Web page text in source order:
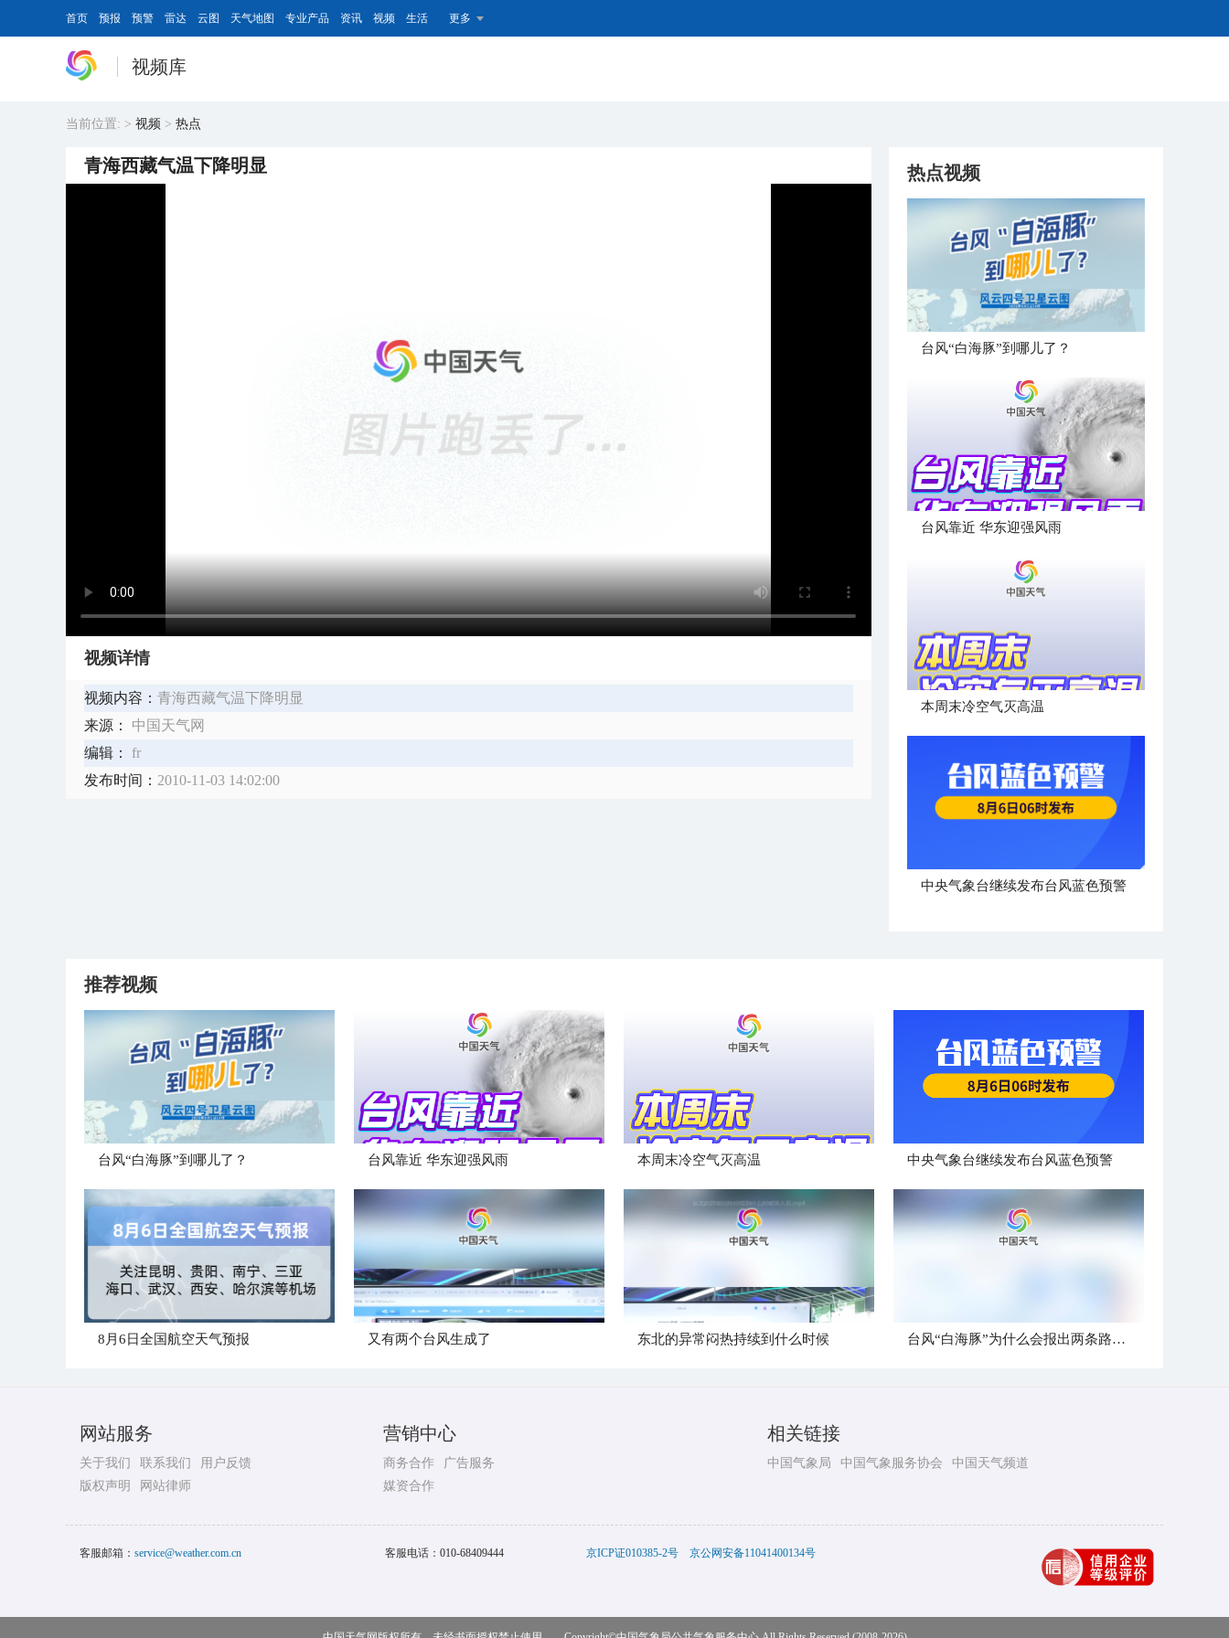
首页 预报 预警 雷达 云图 天气地图 专业产品 资讯 视频 生活 更多
视频库
当前位置: > 视频 > 热点
青海西藏气温下降明显
视频详情
视频内容： 青海西藏气温下降明显
来源：
中国天气网
编辑：
fr
发布时间： 2010-11-03 14:02:00
热点视频
台风“白海豚”到哪儿了？
台风靠近 华东迎强风雨
本周末冷空气灭高温
中央气象台继续发布台风蓝色预警
推荐视频
台风“白海豚”到哪儿了？ 台风靠近 华东迎强风雨 本周末冷空气灭高温 中央气象台继续发布台风蓝色预警
8月6日全国航空天气预报 又有两个台风生成了 东北的异常闷热持续到什么时候 台风“白海豚”为什么会报出两条路径？
网站服务
关于我们 联系我们
用户反馈
版权声明
网站律师
营销中心
商务合作
广告服务
媒资合作
相关链接
中国气象局 中国气象服务协会 中国天气频道
客服邮箱： service@weather.com.cn 客服电话： 010-68409444 京ICP证010385-2号 京公网安备11041400134号